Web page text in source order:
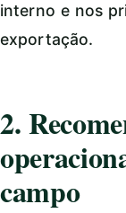
interno e nos
exportação.
2.
campo